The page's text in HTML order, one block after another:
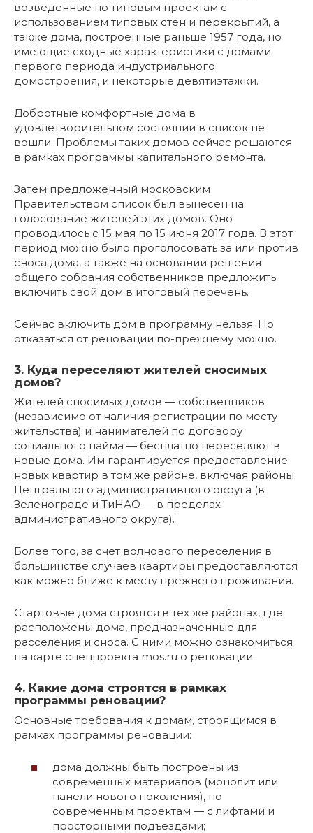
возведенные по типовым проектам с
использованием типовых стен и перекрытий, а
также дома, построенные раньше 1957 года, но
имеющие сходные характеристики с домами
первого периода индустриального
домостроения, и некоторые девятиэтажки.
Добротные комфортные дома в
удовлетворительном состоянии в список не
вошли. Проблемы таких домов сейчас решаются
в рамках программы капитального ремонта.
Затем предложенный московским
Правительством список был вынесен на
голосование жителей этих домов. Оно
проводилось с 15 мая по 15 июня 2017 года. В этот
период можно было проголосовать за или против
сноса дома, а также на основании решения
общего собрания собственников предложить
включить свой дом в итоговый перечень.
Сейчас включить дом в программу нельзя. Но
отказаться от реновации по-прежнему можно.
3. Куда переселяют жителей сносимых
домов?
Жителей сносимых домов — собственников
(независимо от наличия регистрации по месту
жительства) и нанимателей по договору
социального найма — бесплатно переселяют в
новые дома. Им гарантируется предоставление
новых квартир в том же районе, включая районы
Центрального административного округа (в
Зеленограде и ТиНАО — в пределах
административного округа).
Более того, за счет волнового переселения в
большинстве случаев квартиры предоставляются
как можно ближе к месту прежнего проживания.
Стартовые дома строятся в тех же районах, где
расположены дома, предназначенные для
расселения и сноса. С ними можно ознакомиться
на карте спецпроекта mos.ru о реновации.
4. Какие дома строятся в рамках
программы реновации?
Основные требования к домам, строящимся в
рамках программы реновации:
дома должны быть построены из
современных материалов (монолит или
панели нового поколения), по
современным проектам — с лифтами и
просторными подъездами;